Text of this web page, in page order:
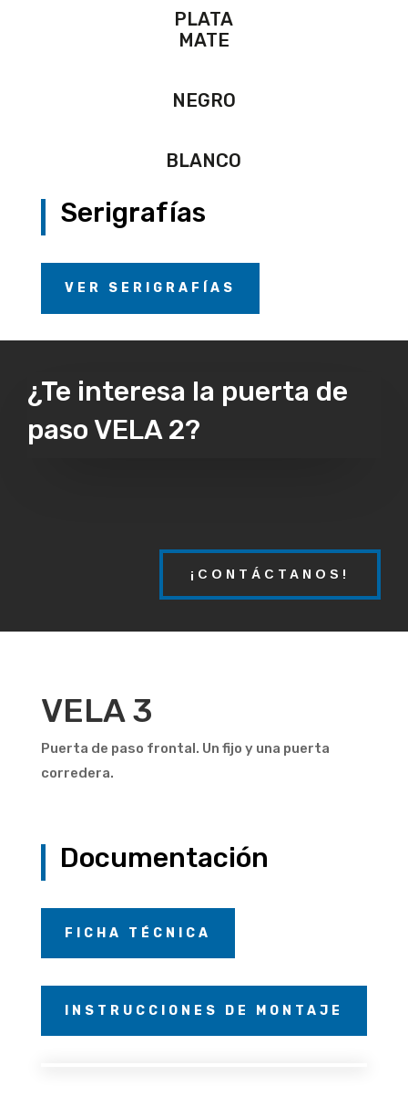
PLATA
MATE
NEGRO
BLANCO
Serigrafías
VER SERIGRAFÍAS
¿Te interesa la puerta de
paso VELA 2?
¡CONTÁCTANOS!
VELA 3
Puerta de paso frontal. Un fijo y una puerta
corredera.
Documentación
FICHA TÉCNICA
INSTRUCCIONES DE MONTAJE